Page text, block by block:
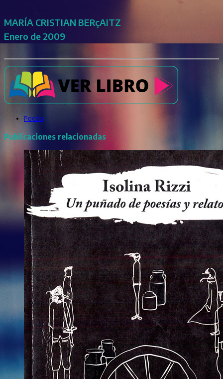
MARÍA CRISTIAN BERçAITZ
Enero de 2009
Poesía
Publicaciones relacionadas